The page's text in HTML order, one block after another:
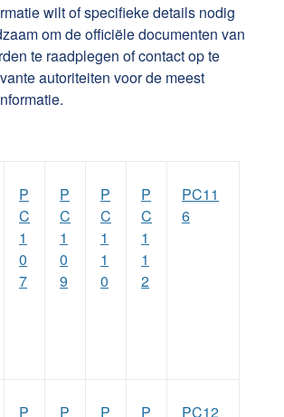
wilt of specifieke details nodig
om de officiële documenten van
te raadplegen of contact op te
autoriteiten voor de meest
P
C
1
0
7
P
C
1
0
9
P
C
1
1
0
P
C
1
1
2
PC11
6
P P P P PC12